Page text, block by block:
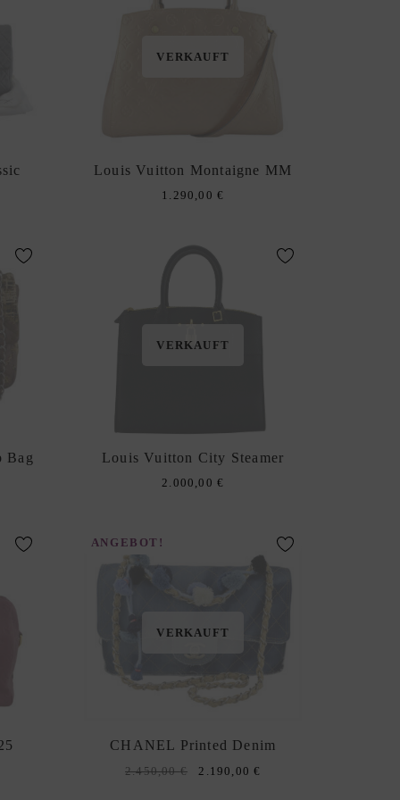
VERKAUFT
Louis Vuitton Montaigne MM
1.290,00 €
Bag
1.600,00 €.
VERKAUFT
Louis Vuitton City Steamer
2.000,00 €
VERKAUFT
CHANEL Printed Denim
ANGEBOT!
2.450,00€
Original
2.190,00€